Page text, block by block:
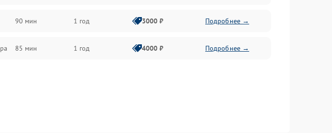
90 мин 1 год 3000 ₽ Подробнее →
85 мин 1 год 4000 ₽ Подробнее →